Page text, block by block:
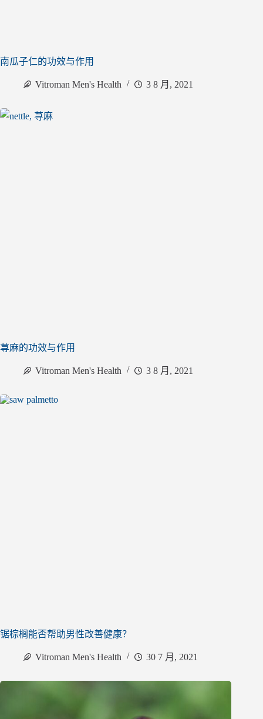
南瓜子仁的功效与作用
Vitroman Men's Health 3 8 月, 2021
荨麻的功效与作用
Vitroman Men's Health 3 8 月, 2021
锯棕榈能否帮助男性改善健康？
Vitroman Men's Health 30 7 月, 2021